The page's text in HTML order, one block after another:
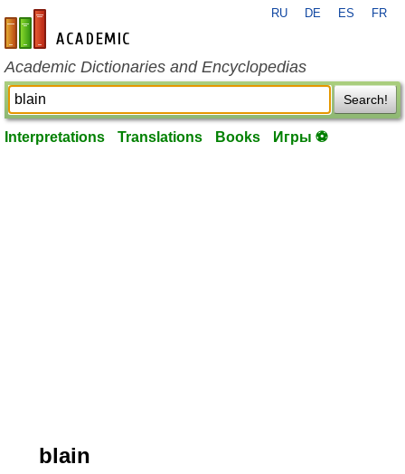
en-academic.com
RU DE ES FR
Academic Dictionaries and Encyclopedias
Search!
Interpretations Translations Books Игры ⚽
blain